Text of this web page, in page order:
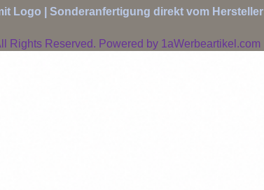
Logo | Sonderanfertigung direkt vom Hersteller
Rights Reserved. Powered by 1aWerbeartikel.com